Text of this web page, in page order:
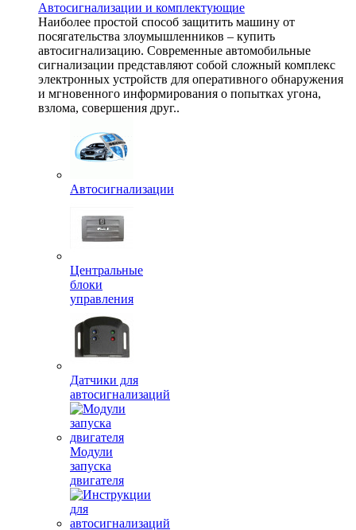
Автосигнализации и комплектующие
Наиболее простой способ защитить машину от
посягательства злоумышленников – купить
автосигнализацию. Современные автомобильные
сигнализации представляют собой сложный комплекс
электронных устройств для оперативного обнаружения
и мгновенного информирования о попытках угона,
взлома, совершения друг..
Автосигнализации
Центральные
блоки
управления
Датчики для
автосигнализаций
Модули
запуска
двигателя